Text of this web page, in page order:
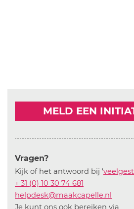
MELD EEN
Vragen?
Kijk of het antwoord bij '
+ 31 (0) 10 30 74 681
helpdesk@maakcapelle.nl
Je kunt ons ook bereiken via